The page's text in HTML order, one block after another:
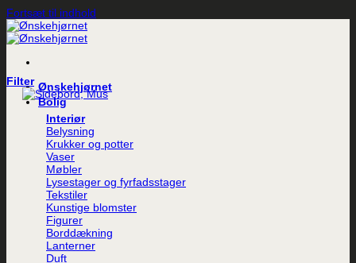
Fortsæt til indhold
Ønskehjørnet
Bolig
Interiør
Belysning
Krukker og potter
Vaser
Møbler
Lysestager og fyrfadsstager
Tekstiler
Kunstige blomster
Figurer
Borddækning
Lanterner
Duft
Filter